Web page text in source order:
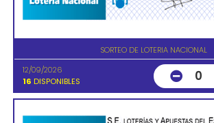
SORTEO DE LOTERIA NACIONAL
12/09/2026
16 DISPONIBLES 0